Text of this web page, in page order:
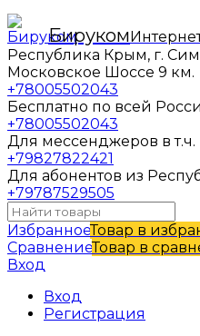
Бируком
Республика Крым, г.
Московское Шоссе 9 км.
+78005502043
Бесплатно по всей
+78005502043
Для мессенджеров в
+79827822421
Для абонентов из
+79787529505
ИзбранноеТовар в
СравнениеТовар в
Вход
Вход
Регистрация